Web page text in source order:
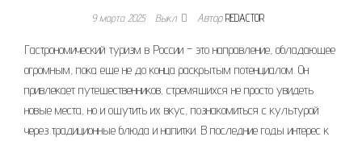
9 марта 2025 Выкл. АвторREDACTOR
Гастрономический туризм в России – это направление, обладающее
огромным, пока еще не до конца раскрытым потенциалом. Он
привлекает путешественников, стремящихся не просто увидеть
новые места, но и ощутить их вкус, познакомиться с культурой
через традиционные блюда и напитки. В последние годы интерес к